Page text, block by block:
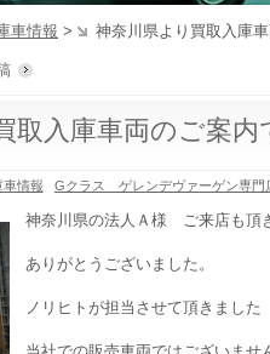
車情報 > 神奈川県より買取入庫
取入庫車両のご案内
車情報 Gクラス ゲレンデヴァーゲン専門
神奈川県の法人Ａ様 ご来店も頂
ありがとうございました。
ノリヒトが担当させて頂きました